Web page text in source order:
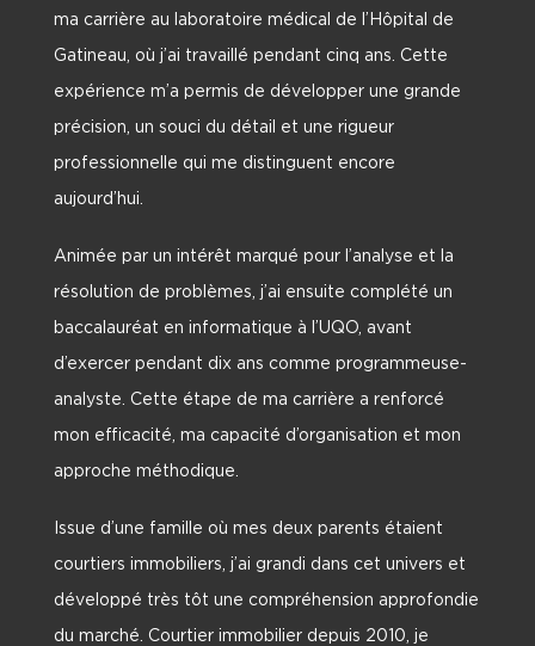
ma carrière au laboratoire médical de l’Hôpital de
Gatineau, où j’ai travaillé pendant cinq ans. Cette
expérience m’a permis de développer une grande
précision, un souci du détail et une rigueur
professionnelle qui me distinguent encore
aujourd’hui.
Animée par un intérêt marqué pour l’analyse et la
résolution de problèmes, j’ai ensuite complété un
baccalauréat en informatique à l’UQO, avant
d’exercer pendant dix ans comme programmeuse-
analyste. Cette étape de ma carrière a renforcé
mon efficacité, ma capacité d’organisation et mon
approche méthodique.
Issue d’une famille où mes deux parents étaient
courtiers immobiliers, j’ai grandi dans cet univers et
développé très tôt une compréhension approfondie
du marché. Courtier immobilier depuis 2010, je